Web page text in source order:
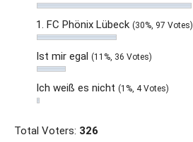
1. FC Phönix Lübeck (30%, 97 Votes)
Ist mir egal (11%, 36 Votes)
Ich weiß es nicht (1%, 4 Votes)
Total Voters: 326